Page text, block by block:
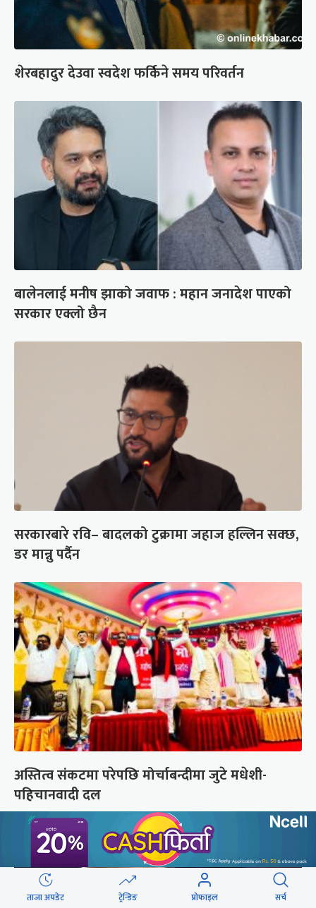
शेरबहादुर देउवा स्वदेश फर्किने समय परिवर्तन
बालेनलाई मनीष झाको जवाफ : महान जनादेश पाएको
सरकार एक्लो छैन
सरकारबारे रवि– बादलको टुक्रामा जहाज हल्लिन सक्छ,
डर मान्नु पर्दैन
अस्तित्व संकटमा परेपछि मोर्चाबन्दीमा जुटे मधेशी-
पहिचानवादी दल
ताजा अपडेट ट्रेन्डिङ प्रोफाइल सर्च